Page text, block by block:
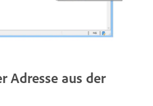
Adresse aus der